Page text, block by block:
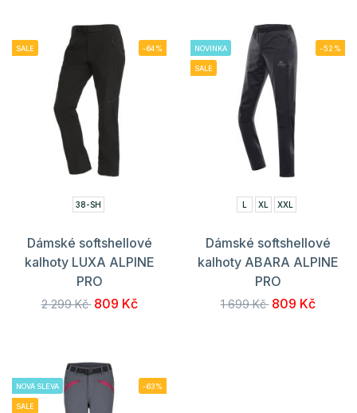
SALE -64%
38-SH
Dámské softshellové
kalhoty LUXA ALPINE
PRO
2 299 Kč 809 Kč
NOVINKA
SALE
-52%
L XL XXL
Dámské softshellové
kalhoty ABARA ALPINE
PRO
1 699 Kč 809 Kč
NOVÁ SLEVA
SALE
-63%